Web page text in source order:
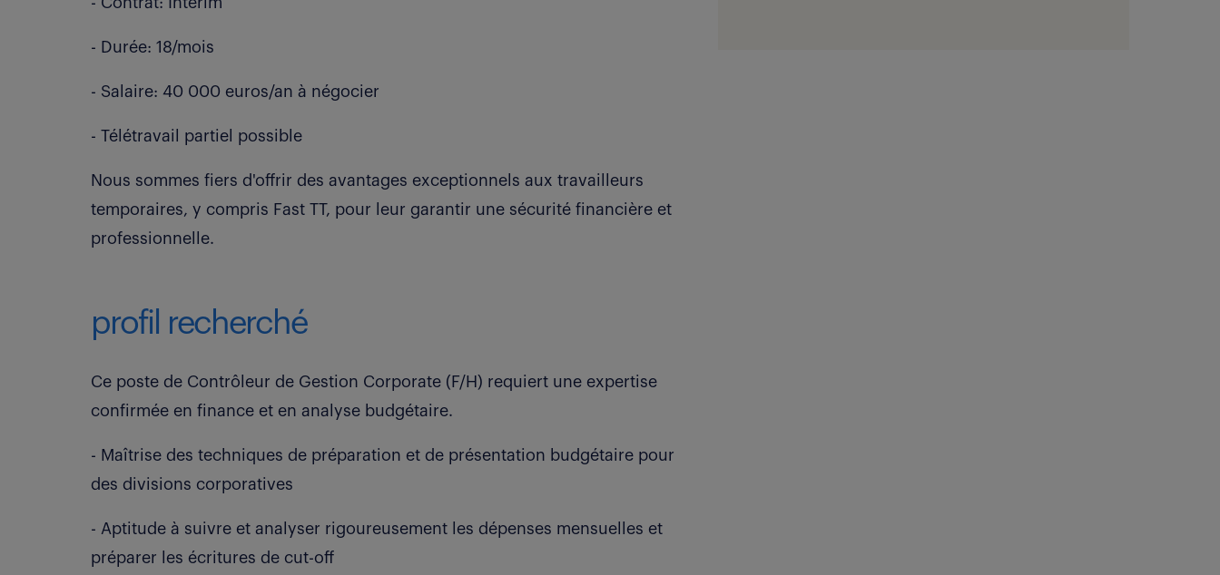
- Durée: 18/mois
- Salaire: 40 000 euros/an à négocier
- Télétravail partiel possible
Nous sommes fiers d'offrir des avantages exceptionnels aux travailleurs
temporaires, y compris Fast TT, pour leur garantir une sécurité financière et
professionnelle.
profil recherché
Ce poste de Contrôleur de Gestion Corporate (F/H) requiert une expertise
confirmée en finance et en analyse budgétaire.
- Maîtrise des techniques de préparation et de présentation budgétaire pour
des divisions corporatives
- Aptitude à suivre et analyser rigoureusement les dépenses mensuelles et
préparer les écritures de cut-off